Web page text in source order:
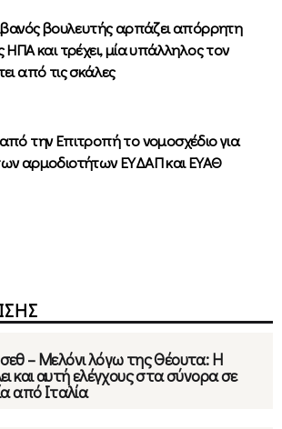
βουλευτής αρπάζει απόρρητη
ΗΠΑ και τρέχει, μία υπάλληλος τον
από τις σκάλες
την Επιτροπή το νομοσχέδιο για
αρμοδιοτήτων ΕΥΔΑΠ και ΕΥΑΘ
– Μελόνι λόγω της Θέουτα: Η
και αυτή ελέγχους στα σύνορα σε
από Ιταλία